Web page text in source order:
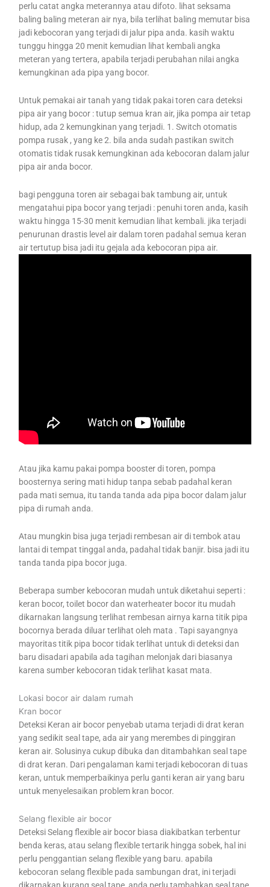
perlu catat angka meterannya atau difoto. lihat seksama
baling baling meteran air nya, bila terlihat baling memutar bisa
jadi kebocoran yang terjadi di jalur pipa anda. kasih waktu
tunggu hingga 20 menit kemudian lihat kembali angka
meteran yang tertera, apabila terjadi perubahan nilai angka
kemungkinan ada pipa yang bocor.
Untuk pemakai air tanah yang tidak pakai toren cara deteksi
pipa air yang bocor : tutup semua kran air, jika pompa air tetap
hidup, ada 2 kemungkinan yang terjadi. 1. Switch otomatis
pompa rusak , yang ke 2. bila anda sudah pastikan switch
otomatis tidak rusak kemungkinan ada kebocoran dalam jalur
pipa air anda bocor.
bagi pengguna toren air sebagai bak tambung air, untuk
mengatahui pipa bocor yang terjadi : penuhi toren anda, kasih
waktu hingga 15-30 menit kemudian lihat kembali. jika terjadi
penurunan drastis level air dalam toren padahal semua keran
air tertutup bisa jadi itu gejala ada kebocoran pipa air.
Atau jika kamu pakai pompa booster di toren, pompa
boosternya sering mati hidup tanpa sebab padahal keran
pada mati semua, itu tanda tanda ada pipa bocor dalam jalur
pipa di rumah anda.
Atau mungkin bisa juga terjadi rembesan air di tembok atau
lantai di tempat tinggal anda, padahal tidak banjir. bisa jadi itu
tanda tanda pipa bocor juga.
Beberapa sumber kebocoran mudah untuk diketahui seperti :
keran bocor, toilet bocor dan waterheater bocor itu mudah
dikarnakan langsung terlihat rembesan airnya karna titik pipa
bocornya berada diluar terlihat oleh mata . Tapi sayangnya
mayoritas titik pipa bocor tidak terlihat untuk di deteksi dan
baru disadari apabila ada tagihan melonjak dari biasanya
karena sumber kebocoran tidak terlihat kasat mata.
Lokasi bocor air dalam rumah
Kran bocor
Deteksi Keran air bocor penyebab utama terjadi di drat keran
yang sedikit seal tape, ada air yang merembes di pinggiran
keran air. Solusinya cukup dibuka dan ditambahkan seal tape
di drat keran. Dari pengalaman kami terjadi kebocoran di tuas
keran, untuk memperbaikinya perlu ganti keran air yang baru
untuk menyelesaikan problem kran bocor.
Selang flexible air bocor
Deteksi Selang flexible air bocor biasa diakibatkan terbentur
benda keras, atau selang flexible tertarik hingga sobek, hal ini
perlu penggantian selang flexible yang baru. apabila
kebocoran selang flexible pada sambungan drat, ini terjadi